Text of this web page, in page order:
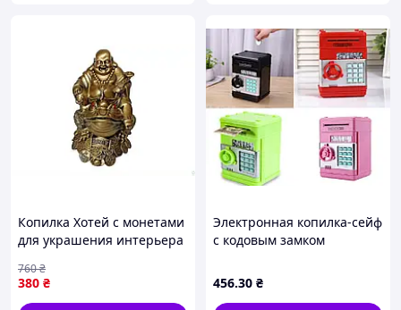
Копилка Хотей с монетами
для украшения интерьера
см сувенир ТМ ADEKO
380 ₴
760₴
Электронная копилка-сейф
с кодовым замком
456.30 ₴